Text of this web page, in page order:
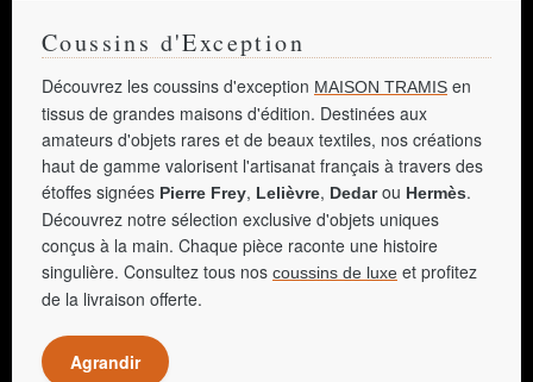
Coussins d'Exception
Découvrez les coussins d'exception MAISON TRAMIS en
tissus de grandes maisons d'édition. Destinées aux
amateurs d'objets rares et de beaux textiles, nos créations
haut de gamme valorisent l'artisanat français à travers des
étoffes signées Pierre Frey, Lelièvre, Dedarou Hermès.
Découvrez notre sélection exclusive d'objets uniques
conçus à la main. Chaque pièce raconte une histoire
singulière. Consultez tous nos coussins de luxe et profitez
de la livraison offerte.
Agrandir